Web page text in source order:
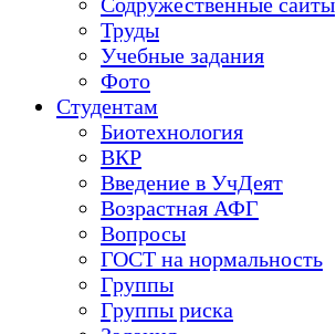
Труды
Учебные задания
Фото
Студентам
Биотехнология
ВКР
Введение в УчДеят
Возрастная АФГ
Вопросы
ГОСТ на нормальность
Группы
Группы риска